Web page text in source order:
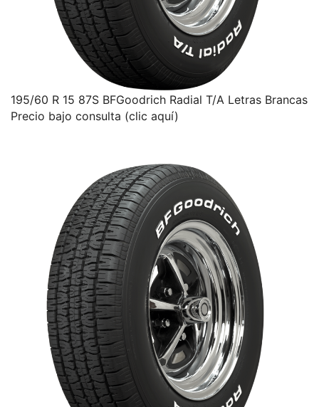
195/60 R 15 87S BFGoodrich Radial T/A Letras Brancas
Precio bajo consulta (clic aquí)